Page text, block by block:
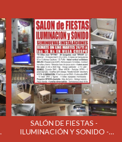
SALÓN DE FIESTAS -
ILUMINACIÓN Y SONIDO -